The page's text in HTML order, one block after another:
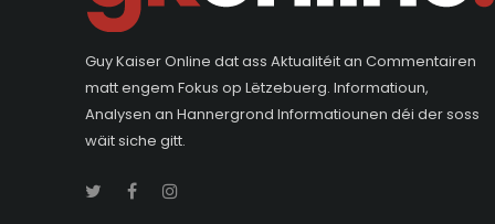
Guy Kaiser Online dat ass Aktualitéit an Commentairen
matt engem Fokus op Lëtzebuerg. Informatioun,
Analysen an Hannergrond Informatiounen déi der soss
wäit siche gitt.